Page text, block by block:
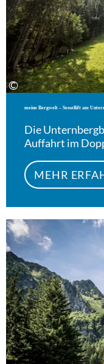
©
meine Bergwelt – Sessellift am
Die
Auffahrt im
MEHR